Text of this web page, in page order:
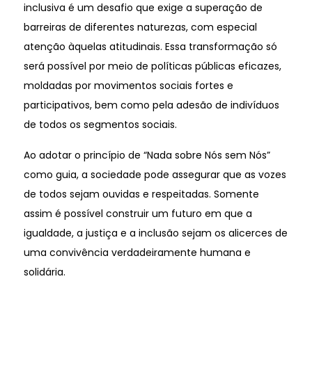
inclusiva é um desafio que exige a superação de
barreiras de diferentes naturezas, com especial
atenção àquelas atitudinais. Essa transformação só
será possível por meio de políticas públicas eficazes,
moldadas por movimentos sociais fortes e
participativos, bem como pela adesão de indivíduos
de todos os segmentos sociais.
Ao adotar o princípio de “Nada sobre Nós sem Nós”
como guia, a sociedade pode assegurar que as vozes
de todos sejam ouvidas e respeitadas. Somente
assim é possível construir um futuro em que a
igualdade, a justiça e a inclusão sejam os alicerces de
uma convivência verdadeiramente humana e
solidária.